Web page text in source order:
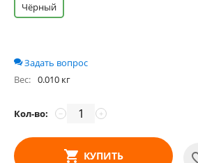
Чёрный
Задать вопрос
Вес: 0.010 кг
Кол-во: +
−
КУПИТЬ